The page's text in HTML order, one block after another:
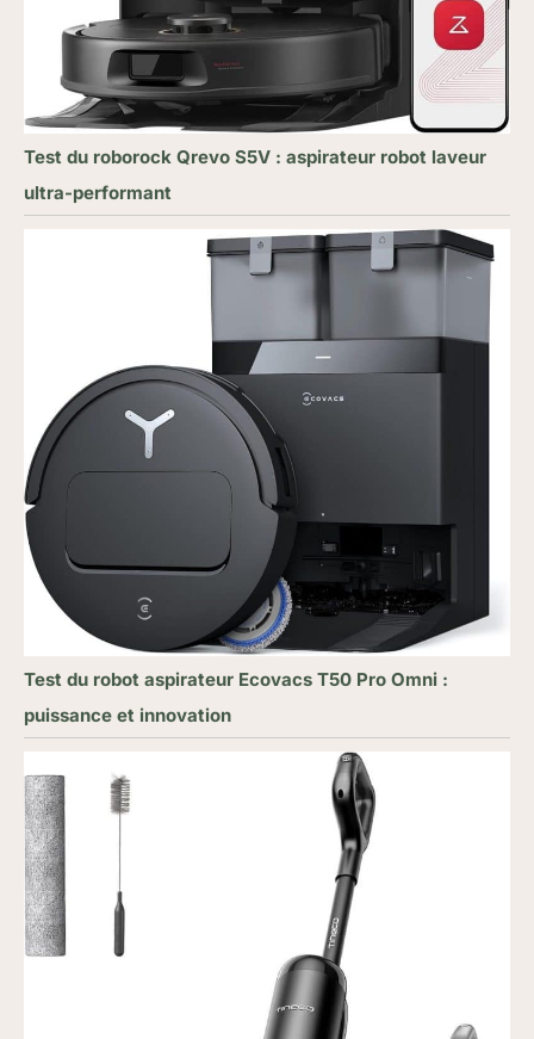
Test du roborock Qrevo S5V : aspirateur robot laveur
ultra-performant
Test du robot aspirateur Ecovacs T50 Pro Omni :
puissance et innovation